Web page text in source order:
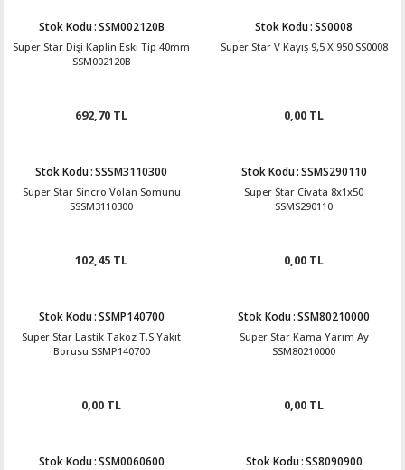
Stok Kodu:SSM002120B
Super Star Dişi Kaplin Eski Tip 40mm
SSM002120B
692,70 TL
Stok Kodu:SS0008
Super Star V Kayış 9,5 X 950 SS0008
0,00 TL
Stok Kodu:SSSM3110300
Super Star Sincro Volan Somunu
SSSM3110300
102,45 TL
Stok Kodu:SSMS290110
Super Star Civata 8x1x50
SSMS290110
0,00 TL
Stok Kodu:SSMP140700
Super Star Lastik Takoz T.S Yakıt
Borusu SSMP140700
0,00 TL
Stok Kodu:SSM80210000
Super Star Kama Yarım Ay
SSM80210000
0,00 TL
Stok Kodu:SSM0060600 Stok Kodu:SS8090900